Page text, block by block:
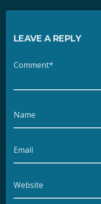
LEAVE A REPLY
Comment*
Name
Email
Website